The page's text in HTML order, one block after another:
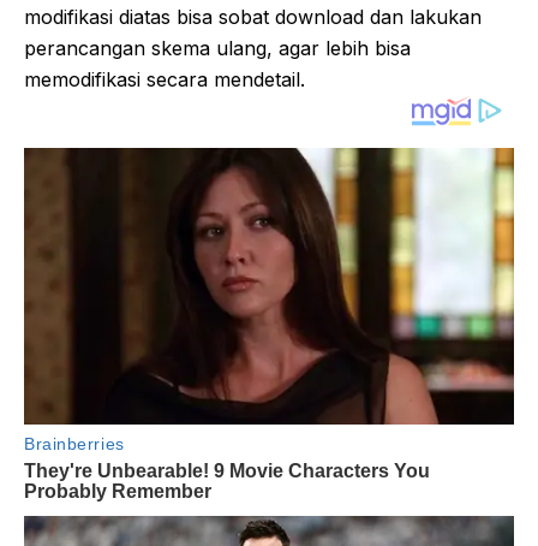
modifikasi diatas bisa sobat download dan lakukan
perancangan skema ulang, agar lebih bisa
memodifikasi secara mendetail.